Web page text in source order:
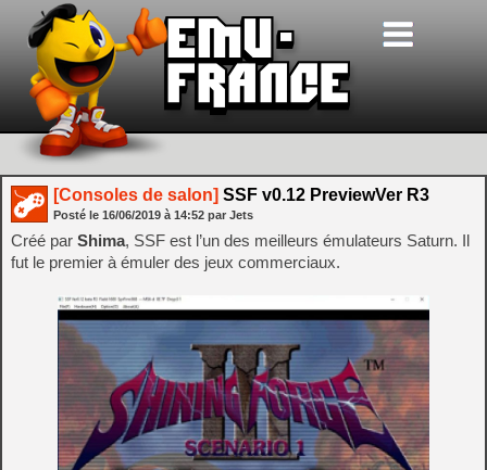
[Consoles de salon] SSF v0.12 PreviewVer R3
Posté le 16/06/2019 à 14:52 par Jets
Créé par Shima, SSF est l’un des meilleurs émulateurs Saturn. Il
fut le premier à émuler des jeux commerciaux.